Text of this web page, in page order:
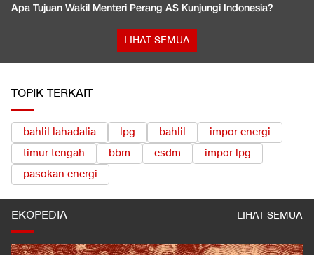
Apa Tujuan Wakil Menteri Perang AS Kunjungi Indonesia?
LIHAT SEMUA
TOPIK TERKAIT
bahlil lahadalia lpg bahlil
impor energi
timur tengah
bbm esdm
impor lpg
pasokan energi
EKOPEDIA LIHAT SEMUA